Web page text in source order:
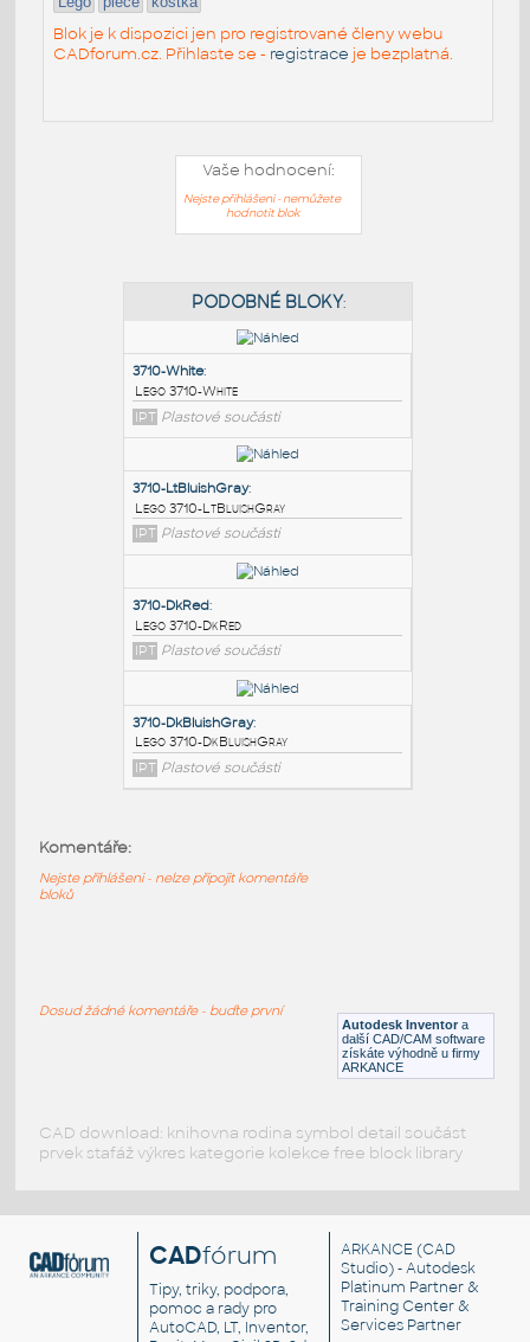
Blok je k dispozici jen pro registrované členy webu
CADforum.cz. Přihlaste se - registrace je bezplatná.
Vaše hodnocení:
Nejste přihlášeni - nemůžete
hodnotit blok
PODOBNÉ BLOKY
3710-White:
Lego 3710-White
IPT Plastové součásti
3710-LtBluishGray:
Lego 3710-LtBluishGray
IPT Plastové součásti
Lego 3710-DkRed
Lego 3710-DkBluishGray
Autodesk Inventor a
další CAD/CAM software
získáte výhodně u firmy
ARKANCE
Komentáře:
Nejste přihlášeni - nelze připojit komentáře
bloků
Dosud žádné komentáře - buďte první
CAD download: knihovna rodina symbol detail součást
prvek stafáž výkres kategorie kolekce free block library
CADfórum
Tipy, triky, podpora,
pomoc a rady pro
AutoCAD, LT, Inventor,
ARKANCE (CAD
Studio) - Autodesk
Platinum Partner &
Training Center &
Services Partner